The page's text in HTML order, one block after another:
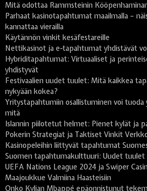
Mitä odottaa Rammsteinin
Parhaat kasinotapahtumat maailmalla –
kannattaa vierailla
Käytännön vinkit kesäfestareille
Nettikasinot ja e-tapahtumat yhdistävät
Hybriditapahtumat: Virtuaaliset ja
yhdistyvät
Festivaalien uudet tuulet: Mitä kaikkea
nykyään kokea?
Yritystapahtumiin osallistuminen voi tuoda
mitä
Islannin piilotetut helmet: Pienet kylät ja
Pokerin Strategiat ja Taktiset Vinkit
Kasinopeleihin liittyvät tapahtumat
Suomen tapahtumakulttuuri: Uudet tuulet
UEFA Nations League 2024 ja Swiper
Maajoukkue Valmiina Haasteisiin
Onko Kylian Mbappé epäonnistunut